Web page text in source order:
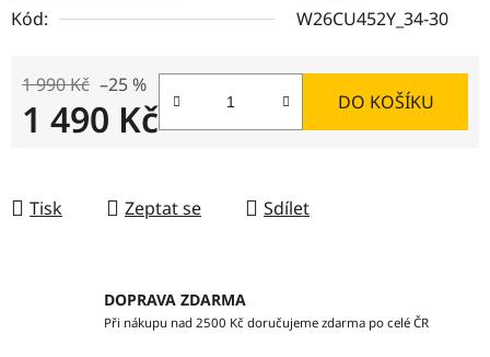
Kód:
W26CU452Y_34-30
1 990 Kč –25 %
1 490 Kč DO KOŠÍKU
Tisk Zeptat se Sdílet
DOPRAVA ZDARMA
Při nákupu nad 2500 Kč doručujeme zdarma po celé ČR